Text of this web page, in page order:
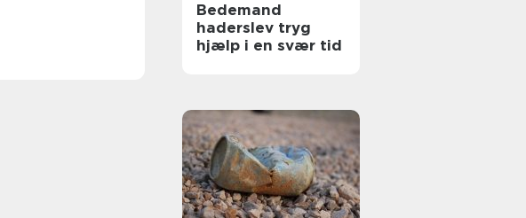
Bedemand
haderslev tryg
hjælp i en svær tid